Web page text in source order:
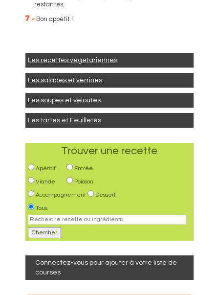
restantes.
7 - Bon appétit !
Les recettes végétariennes
Les salades et verrines
Les soupes et veloutés
Les tartes et Feuilletés
Trouver une recette
Apéritif Entrée
Viande Poisson
Accompagnement Dessert
Tous
Connectez-vous pour ajouter à votre liste de
courses